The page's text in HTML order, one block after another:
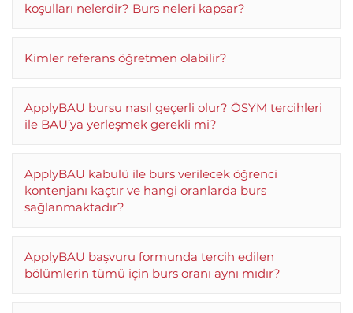
koşulları nelerdir? Burs neleri kapsar?
Kimler referans öğretmen olabilir?
ApplyBAU bursu nasıl geçerli olur? ÖSYM tercihleri
ile BAU’ya yerleşmek gerekli mi?
ApplyBAU kabulü ile burs verilecek öğrenci
kontenjanı kaçtır ve hangi oranlarda burs
sağlanmaktadır?
ApplyBAU başvuru formunda tercih edilen
bölümlerin tümü için burs oranı aynı mıdır?